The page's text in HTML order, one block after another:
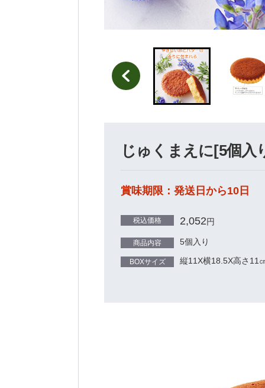
じゅくまえに[5個入
賞味期限：発送日から10日
税込価格 2,052円
商品内容 5個入り
BOXサイズ 縦11X横18.5X高さ11